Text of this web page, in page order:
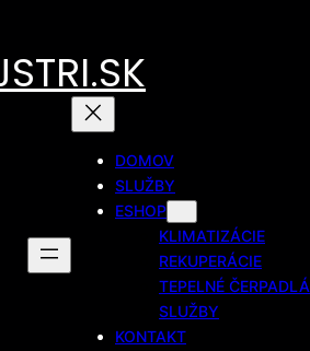
DOMOV
SLUŽBY
ESHOP
KLIMATIZÁCIE
REKUPERÁCIE
TEPELNÉ ČERPADLÁ
SLUŽBY
KONTAKT